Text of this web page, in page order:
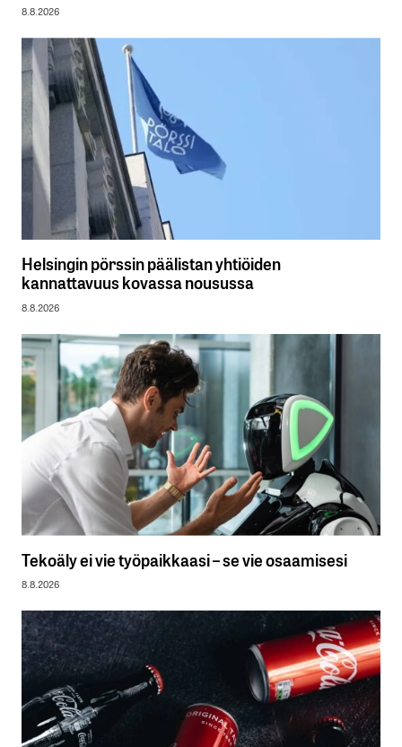
8.8.2026
Helsingin pörssin päälistan yhtiöiden
kannattavuus kovassa nousussa
8.8.2026
Tekoäly ei vie työpaikkaasi – se vie osaamisesi
8.8.2026